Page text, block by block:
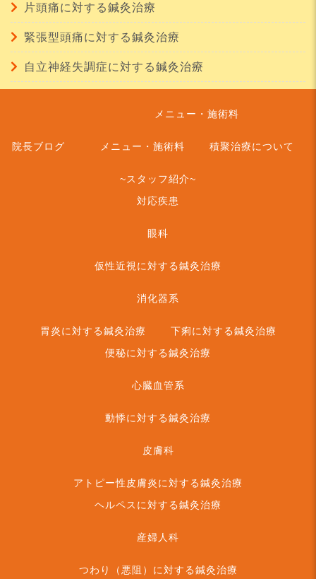
片頭痛に対する鍼灸治療
緊張型頭痛に対する鍼灸治療
自立神経失調症に対する鍼灸治療
院長ブログ
メニュー・施術料
メニュー・施術料 積聚治療について
~スタッフ紹介~
対応疾患
眼科
仮性近視に対する鍼灸治療
消化器系
胃炎に対する鍼灸治療
下痢に対する鍼灸治療
便秘に対する鍼灸治療
心臓血管系
動悸に対する鍼灸治療
皮膚科
アトピー性皮膚炎に対する鍼灸治療
ヘルペスに対する鍼灸治療
産婦人科
つわり（悪阻）に対する鍼灸治療